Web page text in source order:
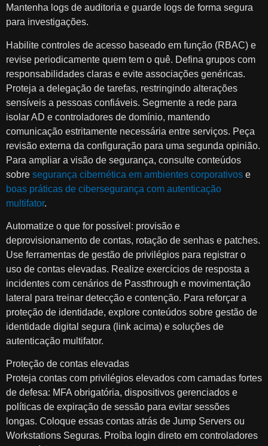
Mantenha logs de auditoria e guarde logs de forma segura
para investigações.
Habilite controles de acesso baseado em função (RBAC) e
revise periodicamente quem tem o quê. Defina grupos com
responsabilidades claras e evite associações genéricas.
Proteja a delegação de tarefas, restringindo alterações
sensíveis a pessoas confiáveis. Segmente a rede para
isolar AD e controladores de domínio, mantendo
comunicação estritamente necessária entre serviços. Peça
revisão externa da configuração para uma segunda opinião.
Para ampliar a visão de segurança, consulte conteúdos
sobre segurança cibernética em ambientes corporativos e
boas práticas de cibersegurança com autenticação
multifator.
Automatize o que for possível: provisão e
deprovisionamento de contas, rotação de senhas e patches.
Use ferramentas de gestão de privilégios para registrar o
uso de contas elevadas. Realize exercícios de resposta a
incidentes com cenários de Passthrough e movimentação
lateral para treinar detecção e contenção. Para reforçar a
proteção de identidade, explore conteúdos sobre gestão de
identidade digital segura (link acima) e soluções de
autenticação multifator.
Proteção de contas elevadas
Proteja contas com privilégios elevados com camadas fortes
de defesa: MFA obrigatória, dispositivos gerenciados e
políticas de expiração de sessão para evitar sessões
longas. Coloque essas contas atrás de Jump Servers ou
Workstations Seguras. Proíba login direto em controladores